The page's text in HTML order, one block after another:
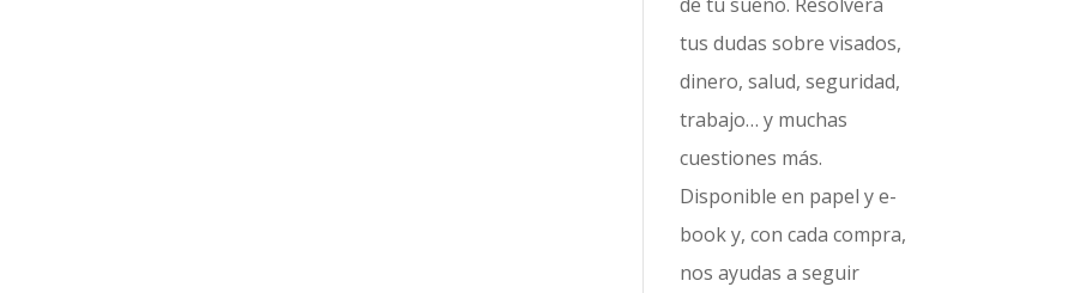
tus dudas sobre visados,
dinero, salud, seguridad,
trabajo… y muchas
cuestiones más.
Disponible en papel y e-
book y, con cada compra,
nos ayudas a seguir